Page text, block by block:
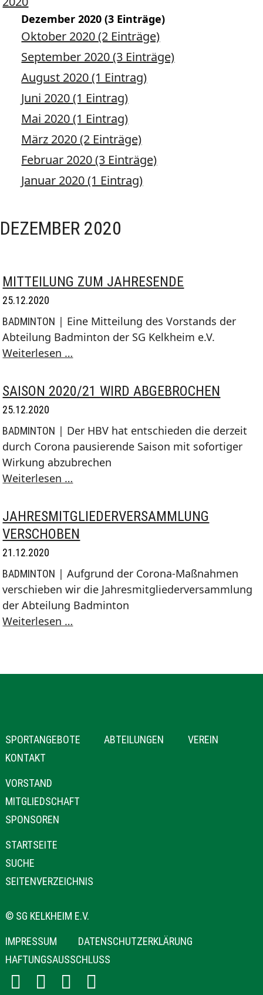
Dezember 2020 (3 Einträge)
Oktober 2020 (2 Einträge)
September 2020 (3 Einträge)
August 2020 (1 Eintrag)
Juni 2020 (1 Eintrag)
Mai 2020 (1 Eintrag)
März 2020 (2 Einträge)
Februar 2020 (3 Einträge)
Januar 2020 (1 Eintrag)
DEZEMBER 2020
MITTEILUNG ZUM JAHRESENDE
25.12.2020
BADMINTON | Eine Mitteilung des Vorstands der
Abteilung Badminton der SG Kelkheim e.V.
Weiterlesen …
Jahresende
SAISON 2020/21 WIRD ABGEBROCHEN
25.12.2020
BADMINTON | Der HBV hat entschieden die derzeit
durch Corona pausierende Saison mit sofortiger
Wirkung abzubrechen
Weiterlesen …
wird
abgebrochen
JAHRESMITGLIEDERVERSAMMLUNG
VERSCHOBEN
21.12.2020
BADMINTON | Aufgrund der Corona-Maßnahmen
verschieben wir die Jahresmitgliederversammlung
der Abteilung Badminton
Weiterlesen …
NAVIGATION
ÜBERSPRINGEN
SPORTANGEBOTE ABTEILUNGEN
VEREIN
KONTAKT
NAVIGATION
ÜBERSPRINGEN
VORSTAND
MITGLIEDSCHAFT
SPONSOREN
NAVIGATION
ÜBERSPRINGEN
STARTSEITE
SUCHE
SEITENVERZEICHNIS
© SG KELKHEIM E.V.
NAVIGATION
ÜBERSPRINGEN
IMPRESSUM
DATENSCHUTZERKLÄRUNG
HAFTUNGSAUSSCHLUSS